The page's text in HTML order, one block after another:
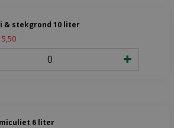
& stekgrond 10 liter
5 50
6 liter